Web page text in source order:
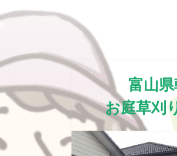
富山
お庭草刈